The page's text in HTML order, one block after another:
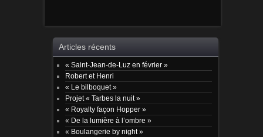
Articles récents
« Saint-Jean-de-Luz en février »
Robert et Henri
« Le bilboquet »
Projet « Tarbes la nuit »
« Royalty façon Hopper »
« De la lumière à l’ombre »
« Boulangerie by night »